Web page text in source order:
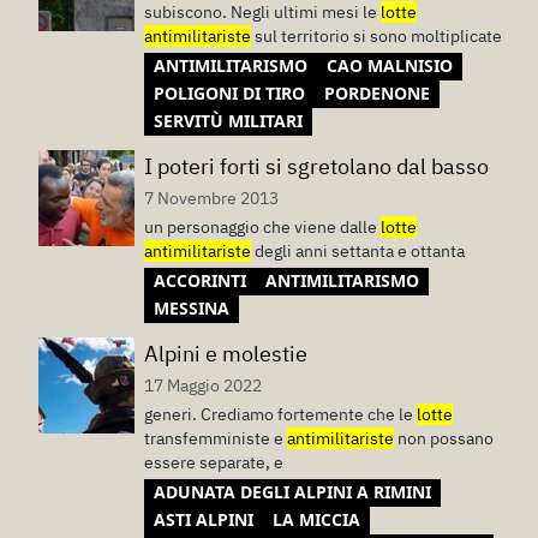
subiscono. Negli ultimi mesi le lotte
antimilitariste sul territorio si sono moltiplicate
ANTIMILITARISMO
CAO MALNISIO
POLIGONI DI TIRO
PORDENONE
SERVITÙ MILITARI
I poteri forti si sgretolano dal basso
7 Novembre 2013
un personaggio che viene dalle lotte
antimilitariste degli anni settanta e ottanta
ACCORINTI
ANTIMILITARISMO
MESSINA
Alpini e molestie
17 Maggio 2022
generi. Crediamo fortemente che le lotte
transfemministe e antimilitariste non possano
essere separate, e
ADUNATA DEGLI ALPINI A RIMINI
ASTI ALPINI
LA MICCIA